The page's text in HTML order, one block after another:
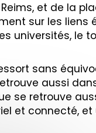
et de la
sur les liens
universités, le
sans
aussi
se retrouve
et connecté,